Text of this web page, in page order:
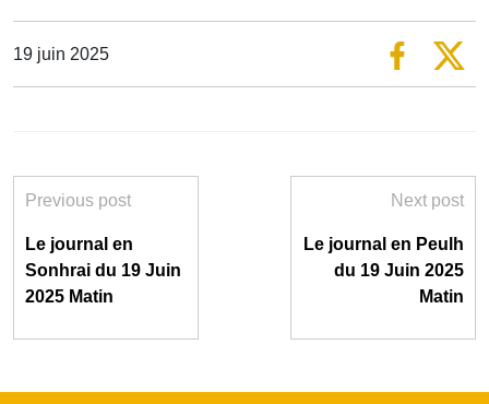
19 juin 2025
Previous post
Le journal en
Sonhrai du 19 Juin
2025 Matin
Next post
Le journal en Peulh
du 19 Juin 2025
Matin